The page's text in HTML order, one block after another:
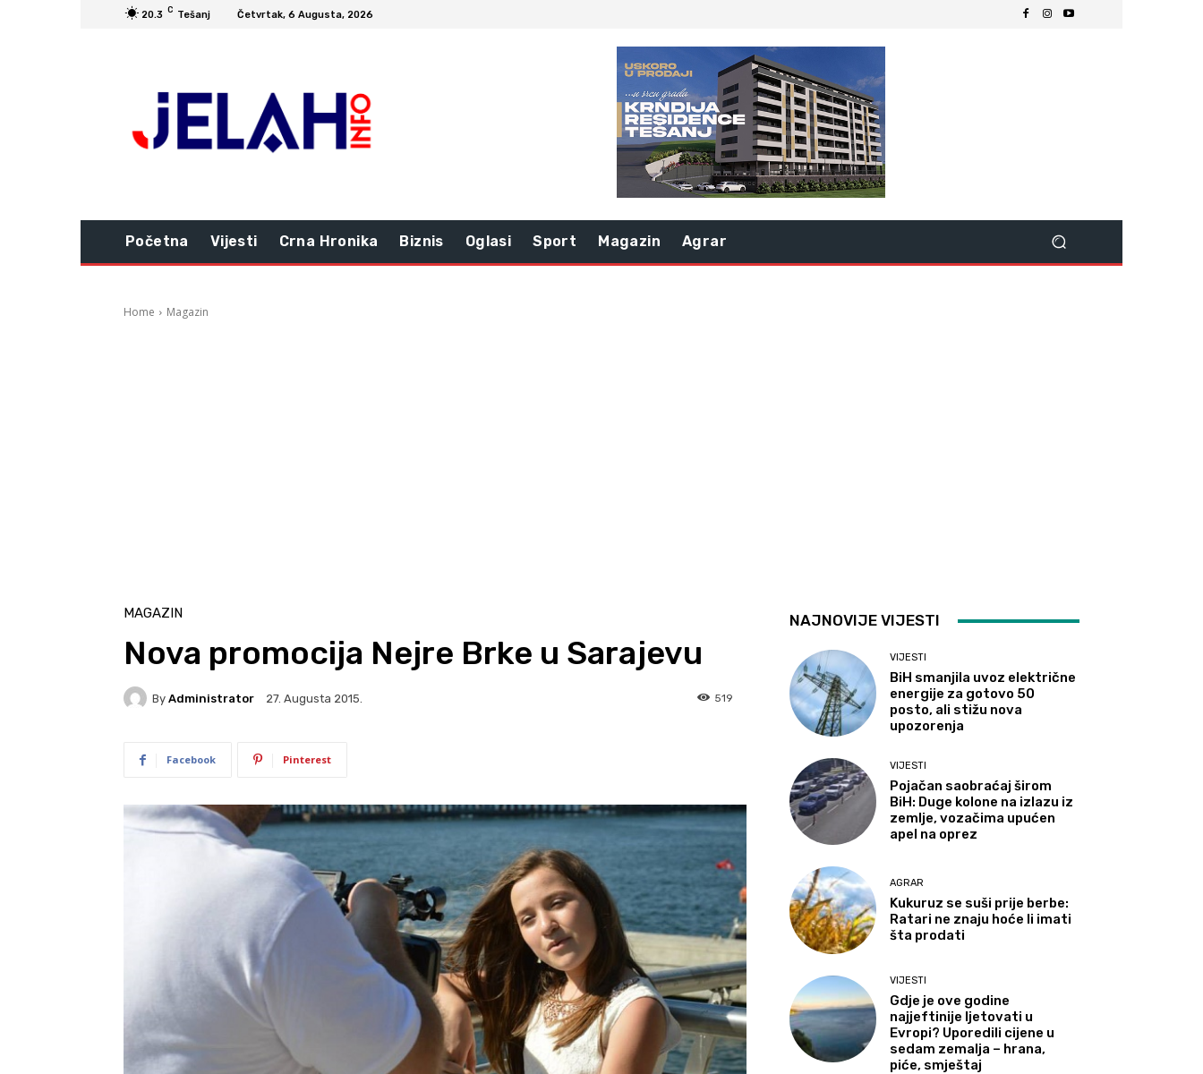
20.3 C Tešanj Četvrtak, 6 Augusta, 2026
Početna Vijesti Crna Hronika Biznis Oglasi Sport Magazin Agrar
Home Magazin
MAGAZIN
Nova promocija Nejre Brke u Sarajevu
By Administrator 27. Augusta 2015. 519
Facebook Pinterest
NAJNOVIJE VIJESTI
VIJESTI
BiH smanjila uvoz električne
energije za gotovo 50
posto, ali stižu nova
upozorenja
VIJESTI
Pojačan saobraćaj širom
BiH: Duge kolone na izlazu iz
zemlje, vozačima upućen
apel na oprez
AGRAR
Kukuruz se suši prije berbe:
Ratari ne znaju hoće li imati
šta prodati
VIJESTI
Gdje je ove godine
najjeftinije ljetovati u
Evropi? Uporedili cijene u
sedam zemalja – hrana,
piće, smještaj